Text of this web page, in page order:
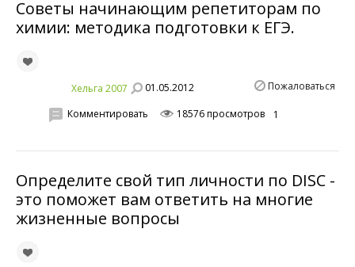
Советы начинающим репетиторам по
химии: методика подготовки к ЕГЭ.
Хельга 2007 01.05.2012 Пожаловаться
Комментировать 18576 просмотров 1
Определите свой тип личности по DISC -
это поможет вам ответить на многие
жизненные вопросы